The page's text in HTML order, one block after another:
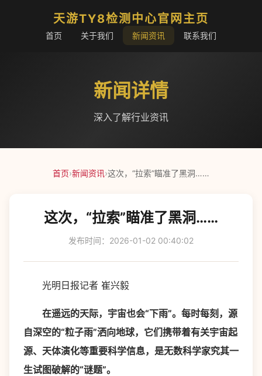
天游TY8检测中心官网主页
首页 关于我们 新闻资讯 联系我们
新闻详情
深入了解行业资讯
首页›新闻资讯›这次，“拉索”瞄准了黑洞……
这次，“拉索”瞄准了黑洞……
发布时间：2026-01-02 00:40:02
光明日报记者 崔兴毅
在遥远的天际，宇宙也会“下雨”。每时每刻，源
自深空的“粒子雨”洒向地球，它们携带着有关宇宙起
源、天体演化等重要科学信息，是无数科学家究其一
生试图破解的“谜题”。